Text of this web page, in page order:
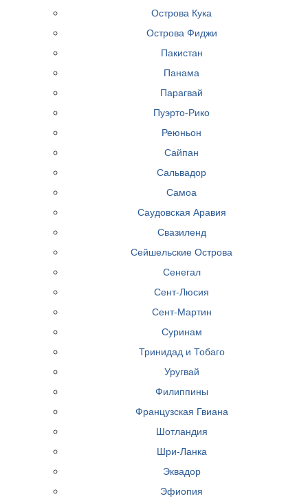
Острова Кука
Острова Фиджи
Пакистан
Панама
Парагвай
Пуэрто-Рико
Реюньон
Сайпан
Сальвадор
Самоа
Саудовская Аравия
Свазиленд
Сейшельские Острова
Сенегал
Сент-Люсия
Сент-Мартин
Суринам
Тринидад и Тобаго
Уругвай
Филиппины
Французская Гвиана
Шотландия
Шри-Ланка
Эквадор
Эфиопия